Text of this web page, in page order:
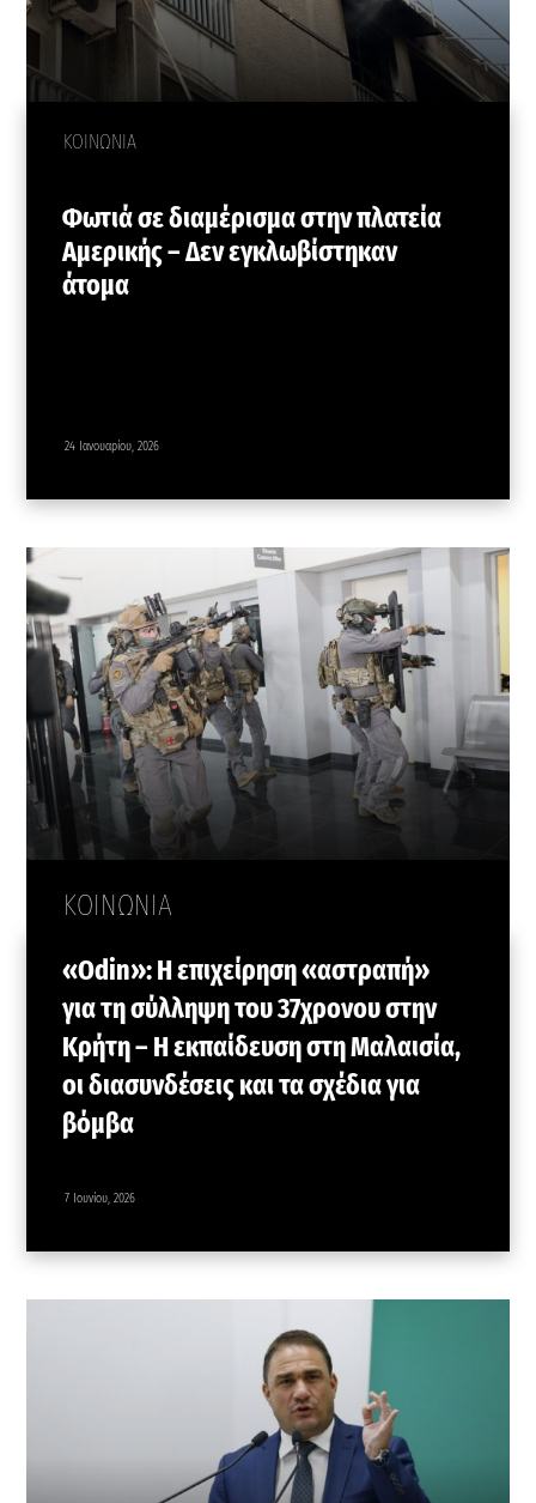
ΚΟΙΝΩΝΙΑ
Φωτιά σε διαμέρισμα στην πλατεία
Αμερικής – Δεν εγκλωβίστηκαν
άτομα
24 Ιανουαρίου, 2026
ΚΟΙΝΩΝΙΑ
«Odin»: Η επιχείρηση «αστραπή»
για τη σύλληψη του 37χρονου στην
Κρήτη – Η εκπαίδευση στη Μαλαισία,
οι διασυνδέσεις και τα σχέδια για
βόμβα
7 Ιουνίου, 2026